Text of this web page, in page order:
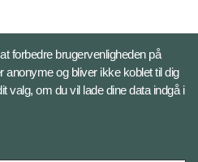
forbedre brugervenligheden på
og bliver ikke koblet til dig
valg, om du vil lade dine data indgå i